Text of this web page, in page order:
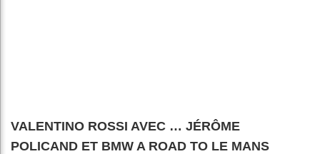
VALENTINO ROSSI AVEC … JÉRÔME
POLICAND ET BMW A ROAD TO LE MANS